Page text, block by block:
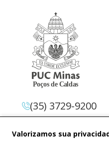
Valorizamos sua
(35) 3729-9200